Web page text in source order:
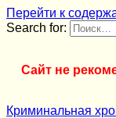
Перейти к
Search for:
Сайт не
Криминальная